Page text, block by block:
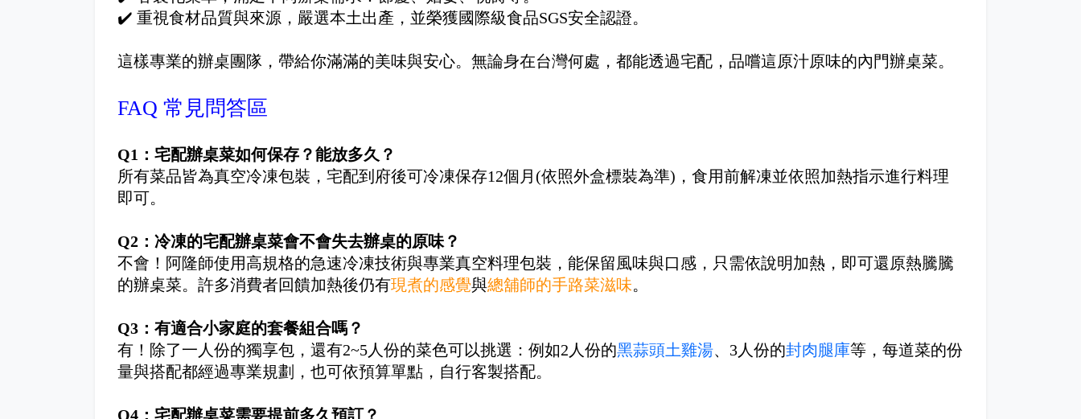
✔️ 重視食材品質與來源，嚴選本土出產，並榮獲國際級食品SGS安全認證。
這樣專業的辦桌團隊，帶給你滿滿的美味與安心。無論身在台灣何處，都能透過宅配，品嚐這原汁原味的內門辦桌菜。
FAQ 常見問答區
Q1：宅配辦桌菜如何保存？能放多久？
所有菜品皆為真空冷凍包裝，宅配到府後可冷凍保存12個月(依照外盒標裝為準)，食用前解凍並依照加熱指示進行料理
即可。
Q2：冷凍的宅配辦桌菜會不會失去辦桌的原味？
不會！阿隆師使用高規格的急速冷凍技術與專業真空料理包裝，能保留風味與口感，只需依說明加熱，即可還原熱騰騰
的辦桌菜。許多消費者回饋加熱後仍有現煮的感覺與總舖師的手路菜滋味。
Q3：有適合小家庭的套餐組合嗎？
有！除了一人份的獨享包，還有2~5人份的菜色可以挑選：例如2人份的黑蒜頭土雞湯、3人份的封肉腿庫等，每道菜的份
量與搭配都經過專業規劃，也可依預算單點，自行客製搭配。
Q4： 宅配辦桌菜需要提前多久預訂？